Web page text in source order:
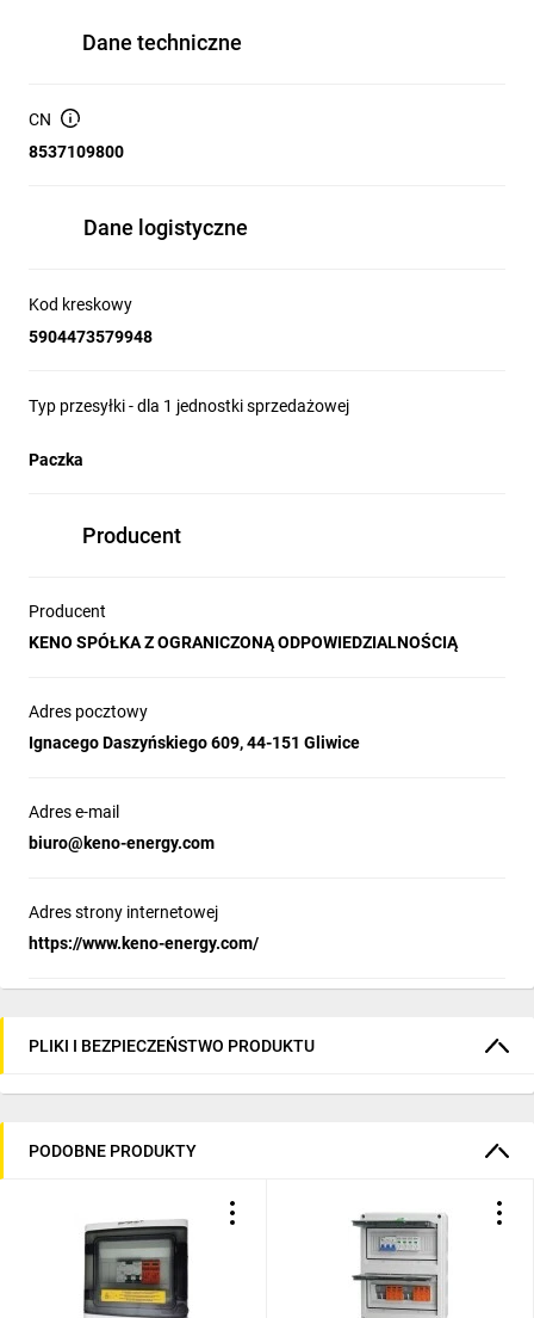
Dane techniczne
CN
8537109800
Dane logistyczne
Kod kreskowy
5904473579948
Typ przesyłki - dla 1 jednostki sprzedażowej
Paczka
Producent
Producent
KENO SPÓŁKA Z OGRANICZONĄ ODPOWIEDZIALNOŚCIĄ
Adres pocztowy
Ignacego Daszyńskiego 609, 44-151 Gliwice
Adres e-mail
biuro@keno-energy.com
Adres strony internetowej
https://www.keno-energy.com/
PLIKI I BEZPIECZEŃSTWO PRODUKTU
PODOBNE PRODUKTY